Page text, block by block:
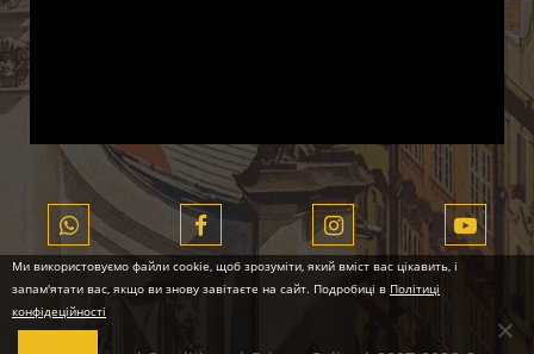
Ми використовуємо файли cookie, щоб зрозуміти, який вміст вас цікавить, і
запам'ятати вас, якщо ви знову завітаєте на сайт. Подробиці в Політиці
конфідеційності